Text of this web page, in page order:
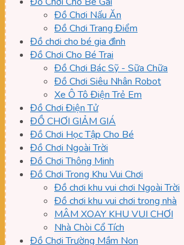
Đồ Chơi Nấu Ăn
Đồ Chơi Trang Điểm
Đồ chơi cho bé gia đình
Đồ Chơi Cho Bé Trai
Đồ Chơi Bác Sỹ - Sữa Chữa
Đồ Chơi Siêu Nhân Robot
Xe Ô Tô Điện Trẻ Em
Đồ Chơi Điện Tử
ĐỒ CHƠI GIẢM GIÁ
Đồ Chơi Học Tập Cho Bé
Đồ Chơi Ngoài Trời
Đồ Chơi Thông Minh
Đồ Chơi Trong Khu Vui Chơi
Đồ chơi khu vui chơi Ngoài Trời
Đồ chơi khu vui chơi trong nhà
MÂM XOAY KHU VUI CHƠI
Nhà Chòi Cổ Tích
Đồ Chơi Trường Mầm Non